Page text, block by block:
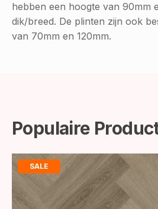
hebben een hoogte van 90mm
dik/breed. De plinten zijn ook
van 70mm en 120mm.
Populaire
SALE